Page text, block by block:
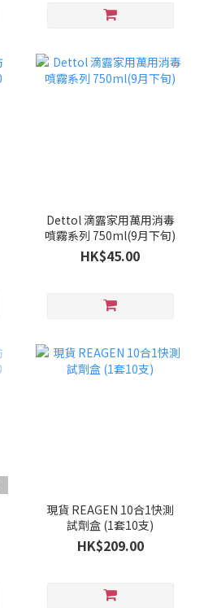
Dettol 滴露家用萬用消毒
噴霧系列 750ml(9月下旬)
HK$45.00
現貨 REAGEN 10合1快測
試劑盒 (1套10支)
HK$209.00